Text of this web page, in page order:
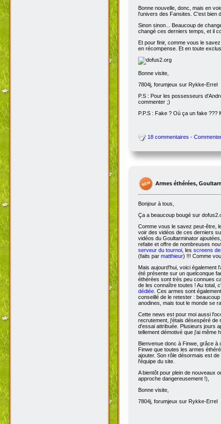
Bonne nouvelle, donc, mais en
l'univers des Fansites. C'est bien
Sinon sinon... Beaucoup de
changé ces derniers temps, et il
Et pour finir, comme vous le
en récompense. Et en toute
Bonne visite,
7804j, forumjeux sur Rykke-Errel
P.S : Pour les possesseurs
commenter ;)
P.P.S : Fake ? Où ça un fake ???
18 commentaires -
Armes éthérées,
Bonjour à tous,
Ça a beaucoup bougé sur
Comme vous le savez peut-être,
voir des vidéos de ces derniers
vidéos du Goultarminator
refaite et offre de nombreuses
serveur du tournoi, les screens
(faits par matthieur) !!! Comme
Mais aujourd'hui, voici également
été présente sur un quelconque
éthérées sont très peu connues
de les connaître toutes ! Au total,
dédiée. Ces armes sont
conseillé de le retester :
anodines, mais tout le monde se
Cette news est pour moi aussi
recrutement, j'étais désespéré de
d'essai attribuée. Plusieurs jours
tellement démotivé que j'ai même
Bienvenue donc à Finwe, grâce
Finwe que toutes les armes
ajouter. Son rôle désormais est
l'équipe du site.
A bientôt pour plein de nouveaux
approche dangereusement !),
Bonne visite,
7804j, forumjeux sur Rykke-Errel